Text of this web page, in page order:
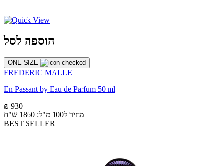
הוספה לסל
ONE SIZE
FREDERIC MALLE
En Passant by Eau de Parfum 50 ml
₪ 930
מחיר ל100 מ"ל: 1860 ש"ח
BEST SELLER